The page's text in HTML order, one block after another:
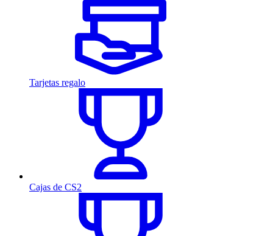
Tarjetas regalo
Cajas de CS2